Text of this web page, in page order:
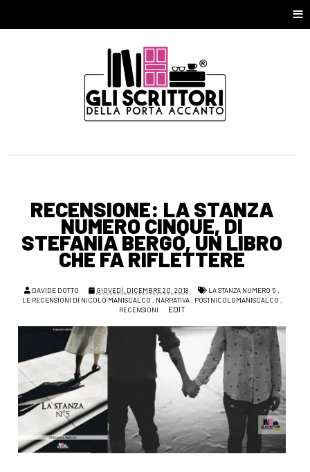
≡
RECENSIONE: LA STANZA
NUMERO CINQUE, DI
STEFANIA BERGO, UN LIBRO
CHE FA RIFLETTERE
DAVIDE DOTTO GIOVEDÌ, DICEMBRE 20, 2018 LA STANZA NUMERO 5 ,
LE RECENSIONI DI NICOLÒ MANISCALCO , NARRATIVA, POSTNICOLOMANISCALCO ,
RECENSIONI
EDIT